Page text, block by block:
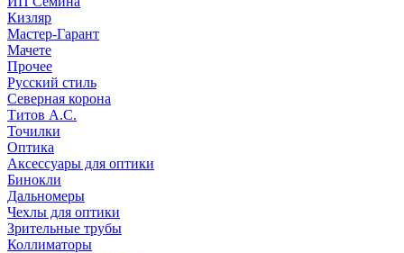
Кизляр
Мастер-Гарант
Мачете
Прочее
Русский стиль
Северная корона
Титов А.С.
Точилки
Оптика
Аксессуары для оптики
Бинокли
Дальномеры
Чехлы для оптики
Зрительные трубы
Коллиматоры